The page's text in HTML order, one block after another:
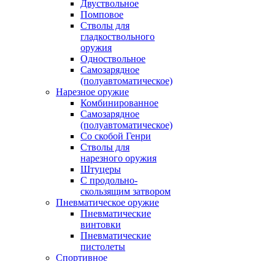
Двуствольное
Помповое
Стволы для
гладкоствольного
оружия
Одноствольное
Самозарядное
(полуавтоматическое)
Нарезное оружие
Комбинированное
Самозарядное
(полуавтоматическое)
Со скобой Генри
Стволы для
нарезного оружия
Штуцеры
С продольно-
скользящим затвором
Пневматическое оружие
Пневматические
винтовки
Пневматические
пистолеты
Спортивное